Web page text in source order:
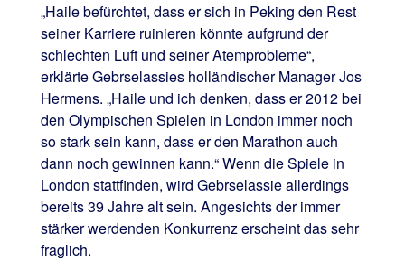
„Haile befürchtet, dass er sich in Peking den Rest
seiner Karriere ruinieren könnte aufgrund der
schlechten Luft und seiner Atemprobleme“,
erklärte Gebrselassies holländischer Manager Jos
Hermens. „Haile und ich denken, dass er 2012 bei
den Olympischen Spielen in London immer noch
so stark sein kann, dass er den Marathon auch
dann noch gewinnen kann.“ Wenn die Spiele in
London stattfinden, wird Gebrselassie allerdings
bereits 39 Jahre alt sein. Angesichts der immer
stärker werdenden Konkurrenz erscheint das sehr
fraglich.